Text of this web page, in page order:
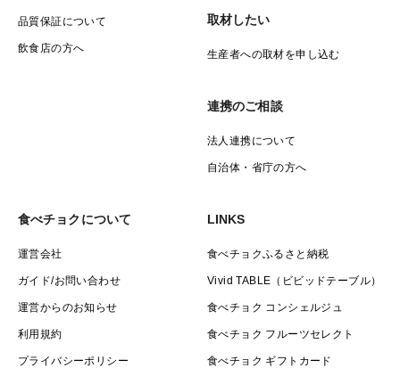
品質保証について
飲食店の方へ
取材したい
生産者への取材を申し込む
連携のご相談
法人連携について
自治体・省庁の方へ
食べチョクについて
運営会社
ガイド/お問い合わせ
運営からのお知らせ
利用規約
プライバシーポリシー
LINKS
食べチョクふるさと納税
Vivid TABLE（ビビッドテーブル）
食べチョク コンシェルジュ
食べチョク フルーツセレクト
食べチョク ギフトカード